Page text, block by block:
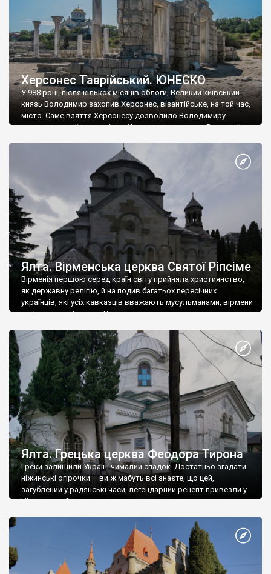
Херсонес Таврійський. ЮНЕСКО
У 988 році, після кількох місяців облоги, Великий київський
князь Володимир захопив Херсонес, візантійське, на той час,
місто. Саме взяття Херсонесу дозволило Володимиру
диктувати свої умови візантійському імператору Василю ІІ, та
Херсонесі Володимир-язичник, став Василем-християнином.
А потім було Хрещення Русі. На честь Херсонесу Таврійського
Ялта. Вірменська церква Святої Ріпсіме
Вірменія першою серед країн світу прийняла християнство,
як державну релігію, й на подив багатьох пересічних
українців, які усіх кавказців вважають мусульманами, вірмени
є відданими вірянами Христа
Ялта. Грецька церква Феодора Тирона
Греки залишили Україні чималий спадок. Достатньо згадати
ніжинські огірочки – ви ж мабуть всі знаєте, що цей,
загублений у радянські часи, легендарний рецепт привезли у
Ніжин греки?